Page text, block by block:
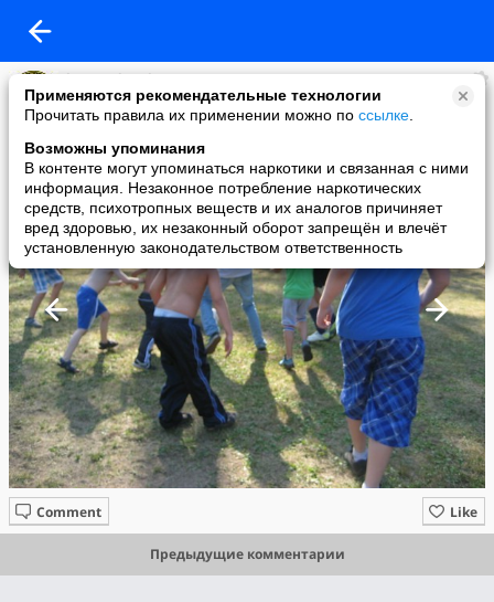
Применяются рекомендательные технологии
Прочитать правила их применении можно по ссылке
Возможны упоминания
В контенте могут упоминаться наркотики и связанная с ними
информация. Незаконное потребление наркотических
средств, психотропных веществ и их аналогов причиняет
вред здоровью, их незаконный оборот запрещён и влечёт
установленную законодательством ответственность
karate shotokan
added a photo
08 Sep в 19:41
Like
Comment
Предыдущие комментарии